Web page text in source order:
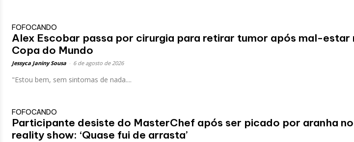
FOFOCANDO
Alex Escobar passa por cirurgia para retirar tumor após mal-estar
Copa do Mundo
Jessyca Janiny Sousa 6 de agosto de 2026
"Estou bem, sem sintomas de nada....
FOFOCANDO
Participante desiste do MasterChef após ser picado por aranha no
reality show: ‘Quase fui de arrasta’